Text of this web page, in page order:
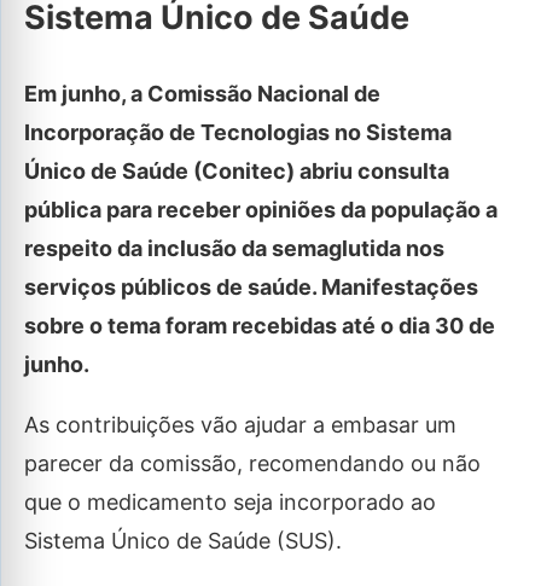
Sistema Único de Saúde
Em junho, a Comissão Nacional de
Incorporação de Tecnologias no Sistema
Único de Saúde (Conitec) abriu consulta
pública para receber opiniões da população a
respeito da inclusão da semaglutida nos
serviços públicos de saúde. Manifestações
sobre o tema foram recebidas até o dia 30 de
junho.
As contribuições vão ajudar a embasar um
parecer da comissão, recomendando ou não
que o medicamento seja incorporado ao
Sistema Único de Saúde (SUS).